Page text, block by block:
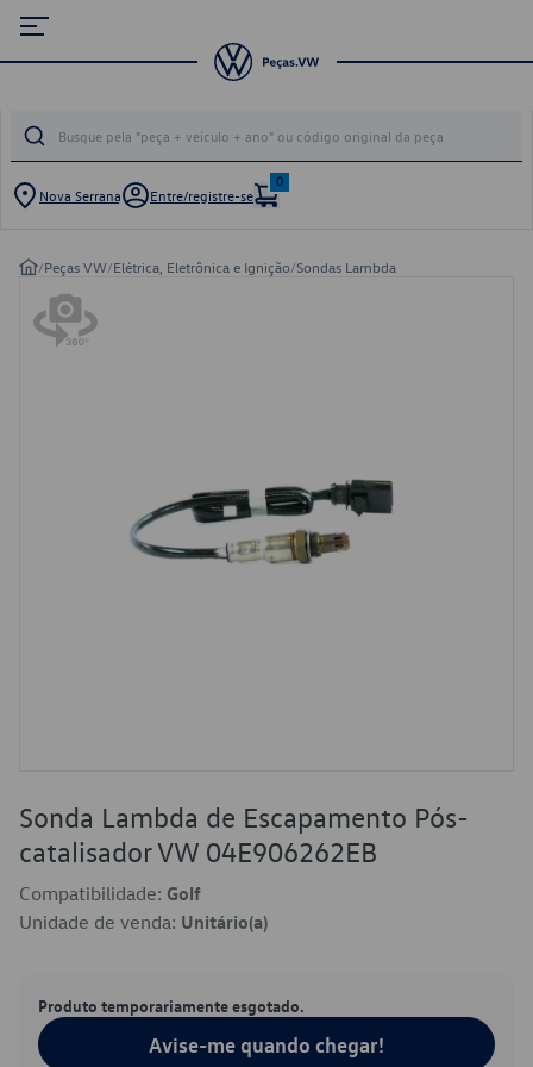
Nova Serrana Entre/registre-se
0
/Peças VW/Elétrica, Eletrônica e Ignição/Sondas Lambda
Sonda Lambda de Escapamento Pós-
catalisador VW 04E906262EB
Compatibilidade: Golf
Unidade de venda: Unitário(a)
Produto temporariamente esgotado.
Avise-me quando chegar!